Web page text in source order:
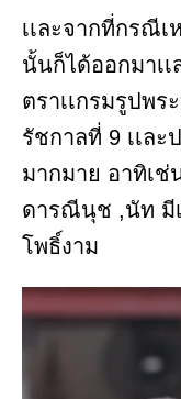
เเละจากที่กรณี
นั้นก็ได้ออกมาเ
ตราเเกรมรูปพ
รัชกาลที่ 9 เเล
มากมาย อาทิเช่
ดารณีนุช ,นัท มีเ
โพธิ์งาม